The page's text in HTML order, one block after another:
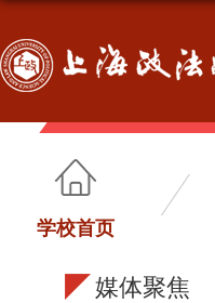
学校首页
媒体聚焦